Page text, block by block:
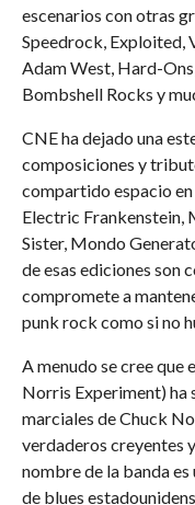
escenarios con otras
Speedrock, Exploited,
Adam West, Hard-
Bombshell Rocks y
CNE ha dejado una
composiciones y
compartido espacio
Electric Frankenstein,
Sister, Mondo
de esas ediciones son
compromete a
punk rock como si no
A menudo se cree que
Norris Experiment) ha
marciales de Chuck
verdaderos creyentes y
nombre de la banda
de blues